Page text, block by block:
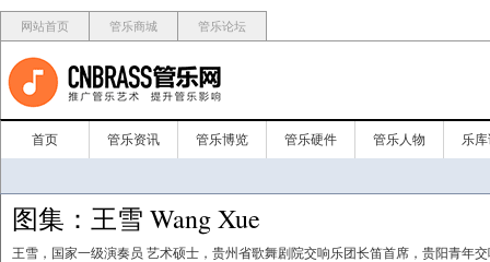
网站首页 管乐商城 管乐论坛
首页 管乐资讯 管乐博览 管乐硬件 管乐人物 乐
图集：王雪 Wang Xue
王雪，国家一级演奏员 艺术硕士，贵州省歌舞剧院交响乐团长笛首席，贵阳青年